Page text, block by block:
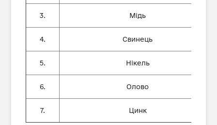
3. Мідь
4. Свинець
5. Нікель
6. Олово
7. Цинк